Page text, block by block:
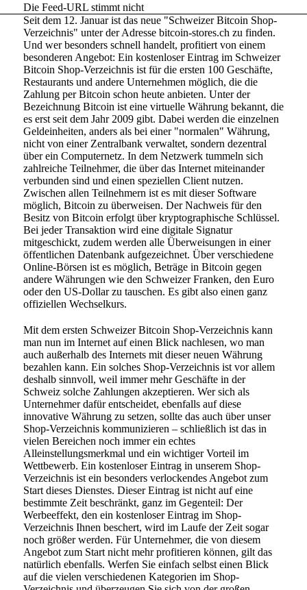
Die Feed-URL stimmt nicht
Seit dem 12. Januar ist das neue "Schweizer Bitcoin Shop-
Verzeichnis" unter der Adresse bitcoin-stores.ch zu finden.
Und wer besonders schnell handelt, profitiert von einem
besonderen Angebot: Ein kostenloser Eintrag im Schweizer
Bitcoin Shop-Verzeichnis ist für die ersten 100 Geschäfte,
Restaurants und andere Unternehmen möglich, die die
Zahlung per Bitcoin schon heute anbieten. Unter der
Bezeichnung Bitcoin ist eine virtuelle Währung bekannt, die
es erst seit dem Jahr 2009 gibt. Dabei werden die einzelnen
Geldeinheiten, anders als bei einer "normalen" Währung,
nicht von einer Zentralbank verwaltet, sondern dezentral
über ein Computernetz. In dem Netzwerk tummeln sich
zahlreiche Teilnehmer, die über das Internet miteinander
verbunden sind und einen speziellen Client nutzen.
Zwischen allen Teilnehmern ist es mit dieser Software
möglich, Bitcoin zu überweisen. Der Nachweis für den
Besitz von Bitcoin erfolgt über kryptographische Schlüssel.
Bei jeder Transaktion wird eine digitale Signatur
mitgeschickt, zudem werden alle Überweisungen in einer
öffentlichen Datenbank aufgezeichnet. Über verschiedene
Online-Börsen ist es möglich, Beträge in Bitcoin gegen
andere Währungen wie den Schweizer Franken, den Euro
oder den US-Dollar zu tauschen. Es gibt also einen ganz
offiziellen Wechselkurs.
Mit dem ersten Schweizer Bitcoin Shop-Verzeichnis kann
man nun im Internet auf einen Blick nachlesen, wo man
auch außerhalb des Internets mit dieser neuen Währung
bezahlen kann. Ein solches Shop-Verzeichnis ist vor allem
deshalb sinnvoll, weil immer mehr Geschäfte in der
Schweiz solche Zahlungen akzeptieren. Wer sich als
Unternehmer dafür entscheidet, ebenfalls auf diese
innovative Währung zu setzen, sollte das auch über unser
Shop-Verzeichnis kommunizieren – schließlich ist das in
vielen Bereichen noch immer ein echtes
Alleinstellungsmerkmal und ein wichtiger Vorteil im
Wettbewerb. Ein kostenloser Eintrag in unserem Shop-
Verzeichnis ist ein besonders verlockendes Angebot zum
Start dieses Dienstes. Dieser Eintrag ist nicht auf eine
bestimmte Zeit beschränkt, ganz im Gegenteil: Der
Werbeeffekt, den ein kostenloser Eintrag im Shop-
Verzeichnis Ihnen beschert, wird im Laufe der Zeit sogar
noch größer werden. Für Unternehmer, die von diesem
Angebot zum Start nicht mehr profitieren können, gilt das
natürlich ebenfalls. Werfen Sie einfach selbst einen Blick
auf die vielen verschiedenen Kategorien im Shop-